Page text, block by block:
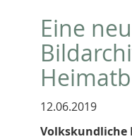
Eine
12.06.2019